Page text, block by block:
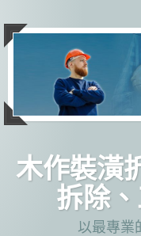
主
木作裝潢
拆除
以最專業